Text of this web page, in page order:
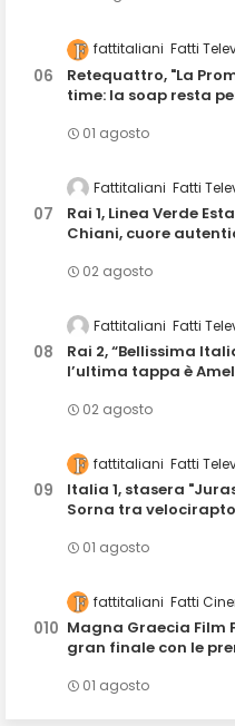
fattitaliani Fatti
Retequattro, "La
time: la soap resta
01 agosto
Fattitaliani Fatti
Rai 1, Linea Verde
Chiani, cuore
02 agosto
Fattitaliani Fatti
Rai 2, “Bellissima
l’ultima tappa è
02 agosto
fattitaliani Fatti
Italia 1, stasera
Sorna tra
01 agosto
fattitaliani Fatti
Magna Graecia Film
gran finale con le
01 agosto